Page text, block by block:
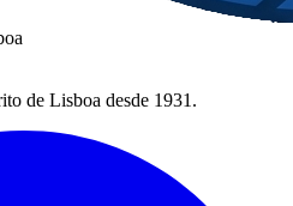
de Lisboa desde 1931.